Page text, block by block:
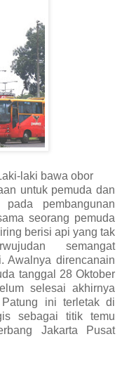
laki bawa obor
untuk pemuda dan
pembangunan
seorang pemuda
berisi api yang tak
semangat
Awalnya direncanain
tanggal 28 Oktober
selesai akhirnya
ini terletak di
sebagai titik temu
Jakarta Pusat